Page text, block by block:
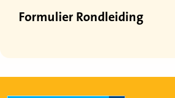
Formulier Rondleiding